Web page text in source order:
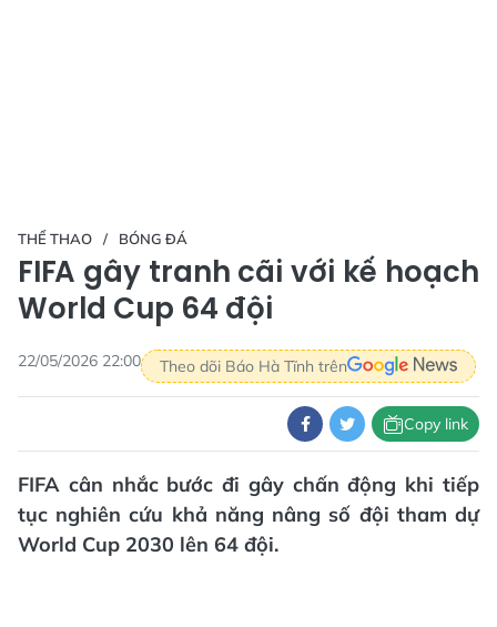
THỂ THAO BÓNG ĐÁ
FIFA gây tranh cãi với kế hoạch
World Cup 64 đội
22/05/2026 22:00 Theo dõi Báo Hà Tĩnh trên
Copy link
FIFA cân nhắc bước đi gây chấn động khi tiếp
tục nghiên cứu khả năng nâng số đội tham dự
World Cup 2030 lên 64 đội.